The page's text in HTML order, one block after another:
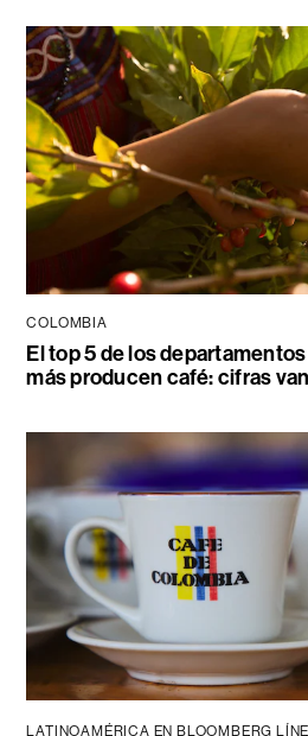
COLOMBIA
El top 5 de los
más producen café: cifras
LATINOAMÉRICA EN BLOOMBERG